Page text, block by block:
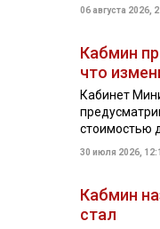
06 августа 2026,
Кабмин
что
Кабинет
стоимостью
30 июля 2026,
Кабмин
стал